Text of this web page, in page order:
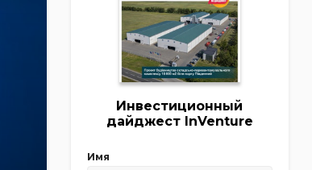
Инвестиционный
дайджест InVenture
Имя